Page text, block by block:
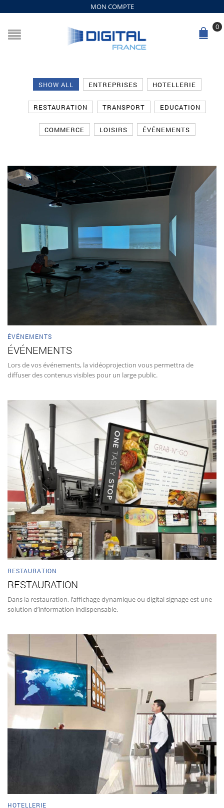
MON COMPTE
0
SHOW ALL ENTREPRISES HOTELLERIE
RESTAURATION TRANSPORT EDUCATION
COMMERCE LOISIRS ÉVÉNEMENTS
ÉVÉNEMENTS
ÉVÉNEMENTS
Lors de vos événements, la vidéoprojection vous permettra de
diffuser des contenus visibles pour un large public.
RESTAURATION
RESTAURATION
Dans la restauration, l’affichage dynamique ou digital signage est une
solution d’information indispensable.
HOTELLERIE